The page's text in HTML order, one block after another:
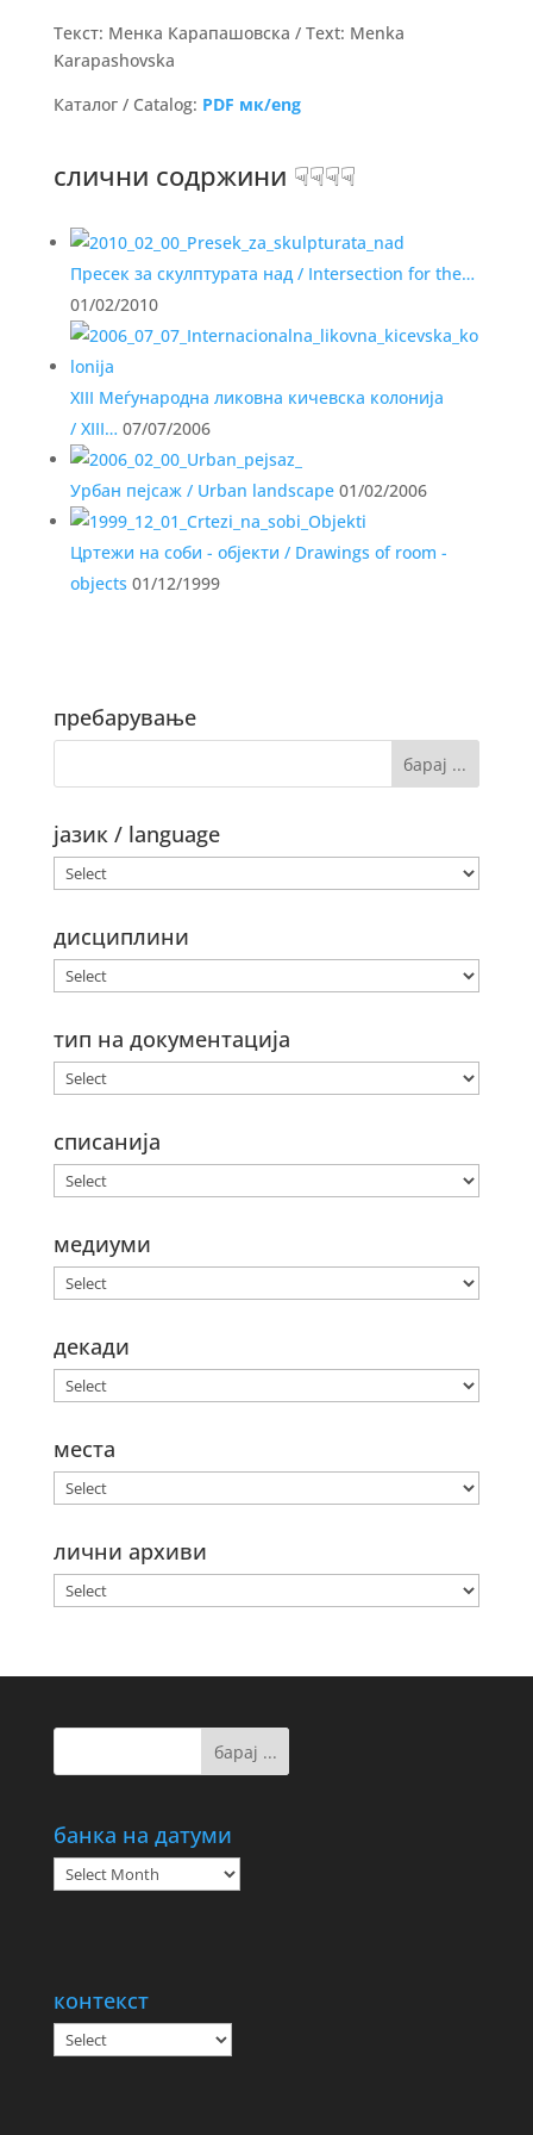
Текст: Менка Карапашовска / Text: Menka
Karapashovska
Каталог / Catalog: PDF мк/eng
слични содржини ☟☟☟☟
Пресек за скулптурата над / Intersection for the…
01/02/2010
XIII Меѓународна ликовна кичевска колонија
/ XIII… 07/07/2006
Урбан пејсаж / Urban landscape01/02/2006
Цртежи на соби - објекти / Drawings of room -
objects 01/12/1999
пребарување
јазик / language
дисциплини
тип на документација
списанија
медиуми
декади
места
лични архиви
банка на датуми
банка
на
контекст